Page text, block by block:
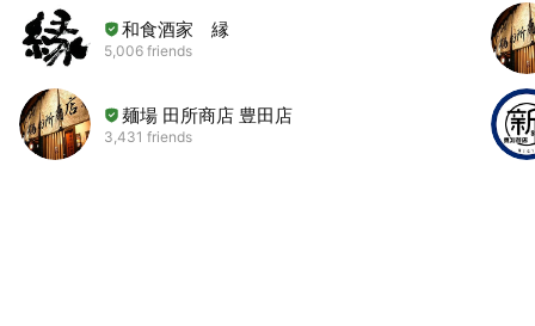
和食酒家 縁
5,006 friends
麺場 田所商店 豊田店
3,431 friends